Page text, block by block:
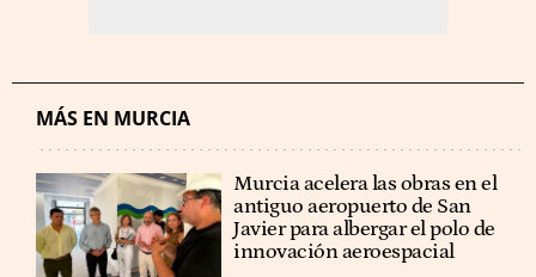
MÁS EN MURCIA
Murcia acelera las obras en el
antiguo aeropuerto de San
Javier para albergar el polo de
innovación aeroespacial